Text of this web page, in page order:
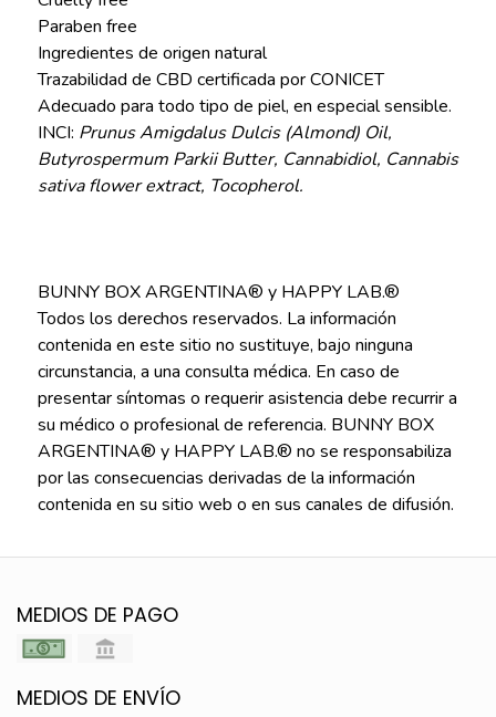
Paraben free
Ingredientes de origen natural
Trazabilidad de CBD certificada por CONICET
Adecuado para todo tipo de piel, en especial sensible.
INCI: Prunus Amigdalus Dulcis (Almond) Oil,
Butyrospermum Parkii Butter, Cannabidiol, Cannabis
sativa flower extract, Tocopherol.
BUNNY BOX ARGENTINA® y HAPPY LAB.®
Todos los derechos reservados. La información
contenida en este sitio no sustituye, bajo ninguna
circunstancia, a una consulta médica. En caso de
presentar síntomas o requerir asistencia debe recurrir a
su médico o profesional de referencia. BUNNY BOX
ARGENTINA® y HAPPY LAB.® no se responsabiliza
por las consecuencias derivadas de la información
contenida en su sitio web o en sus canales de difusión.
MEDIOS DE PAGO
MEDIOS DE ENVÍO